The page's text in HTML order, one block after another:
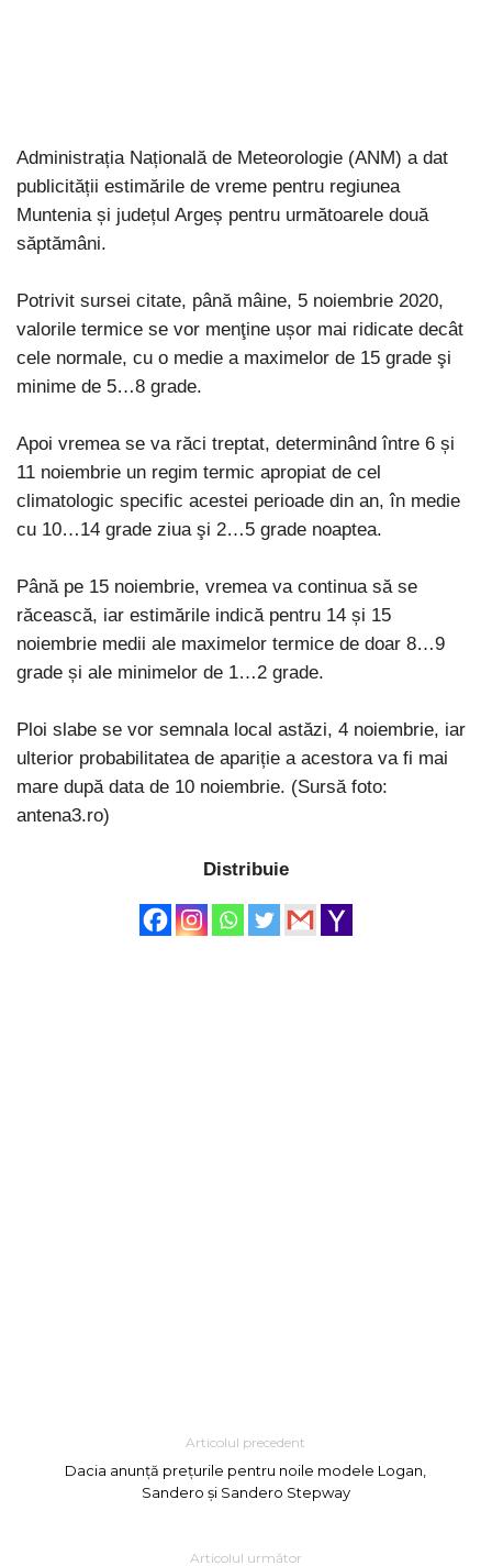
Administrația Națională de Meteorologie (ANM) a dat
publicității estimările de vreme pentru regiunea
Muntenia și județul Argeș pentru următoarele două
săptămâni.
Potrivit sursei citate, până mâine, 5 noiembrie 2020,
valorile termice se vor menţine ușor mai ridicate decât
cele normale, cu o medie a maximelor de 15 grade şi
minime de 5…8 grade.
Apoi vremea se va răci treptat, determinând între 6 și
11 noiembrie un regim termic apropiat de cel
climatologic specific acestei perioade din an, în medie
cu 10…14 grade ziua şi 2…5 grade noaptea.
Până pe 15 noiembrie, vremea va continua să se
răcească, iar estimările indică pentru 14 și 15
noiembrie medii ale maximelor termice de doar 8…9
grade și ale minimelor de 1…2 grade.
Ploi slabe se vor semnala local astăzi, 4 noiembrie, iar
ulterior probabilitatea de apariție a acestora va fi mai
mare după data de 10 noiembrie. (Sursă foto:
antena3.ro)
Distribuie
Articolul precedent
Dacia anunță prețurile pentru noile modele Logan,
Sandero și Sandero Stepway
Articolul următor